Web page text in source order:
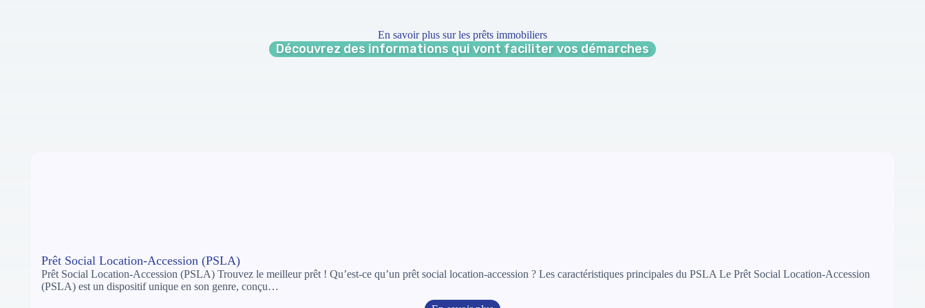
En savoir plus sur les prêts immobiliers
Découvrez des informations qui vont faciliter vos démarches
Prêt Social Location-Accession (PSLA)
Prêt Social Location-Accession (PSLA) Trouvez le meilleur prêt ! Qu’est-ce qu’un prêt social location-accession ? Les caractéristiques principales du PSLA Le Prêt Social Location-Accession
(PSLA) est un dispositif unique en son genre, conçu…